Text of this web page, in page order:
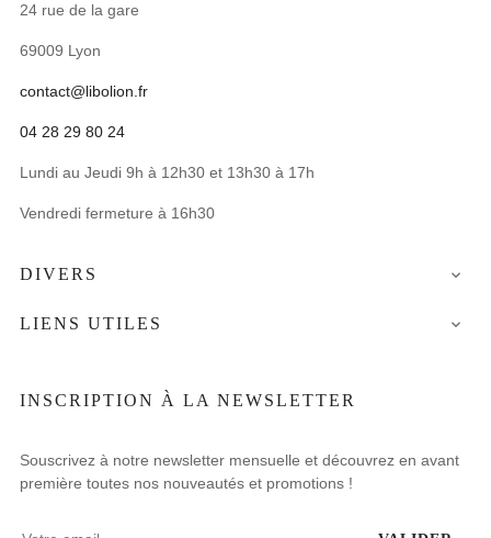
24 rue de la gare
69009 Lyon
contact@libolion.fr
04 28 29 80 24
Lundi au Jeudi 9h à 12h30 et 13h30 à 17h
Vendredi fermeture à 16h30
DIVERS 
LIENS UTILES 
INSCRIPTION À LA NEWSLETTER
Souscrivez à notre newsletter mensuelle et découvrez en avant
première toutes nos nouveautés et promotions !